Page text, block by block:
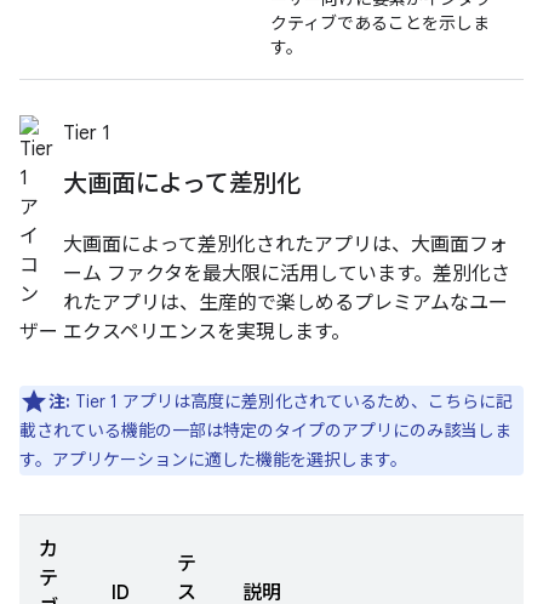
クティブであることを示しま
す。
Tier 1
大画面によって差別化
大画面によって差別化されたアプリは、大画面フォ
ーム ファクタを最大限に活用しています。差別化さ
れたアプリは、生産的で楽しめるプレミアムなユー
ザー エクスペリエンスを実現します。
注: Tier 1 アプリは高度に差別化されているため、こちらに記
載されている機能の一部は特定のタイプのアプリにのみ該当しま
す。アプリケーションに適した機能を選択します。
カ
テ
ID
テ
ス
説明